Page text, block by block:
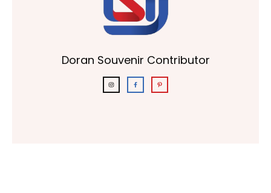
Doran Souvenir Contributor